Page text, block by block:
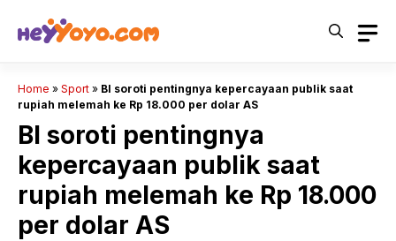
Home » Sport » BI soroti pentingnya kepercayaan publik saat
rupiah melemah ke Rp 18.000 per dolar AS
BI soroti pentingnya
kepercayaan publik saat
rupiah melemah ke Rp 18.000
per dolar AS